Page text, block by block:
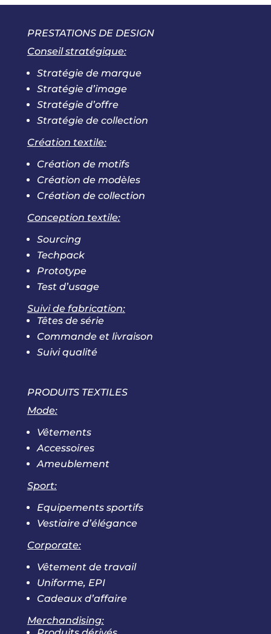
PRESTATIONS DE DESIGN
Conseil stratégique:
Stratégie de marque
Stratégie d’image
Stratégie d’offre
Stratégie de collection
Création textile:
Création de motifs
Création de modèles
Création de collection
Conception textile:
Sourcing
Techpack
Prototype
Test d’usage
Suivi de fabrication:
Têtes de série
Commande et livraison
Suivi qualité
PRODUITS TEXTILES
Mode:
Vêtements
Accessoires
Ameublement
Sport:
Equipements sportifs
Vestiaire d’élégance
Corporate:
Vêtement de travail
Uniforme, EPI
Cadeaux d’affaire
Merchandising: